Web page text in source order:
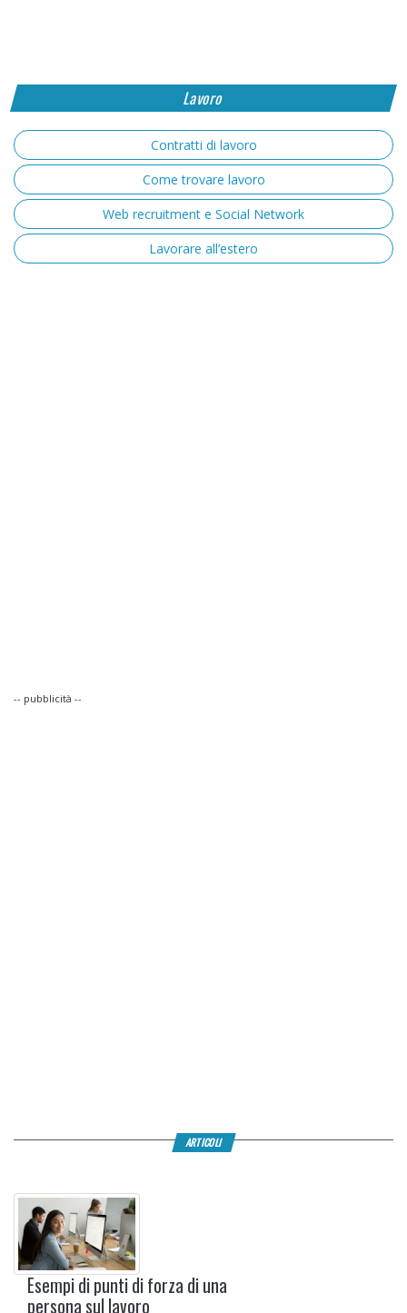
Lavoro
Contratti di lavoro
Come trovare lavoro
Web recruitment e Social Network
Lavorare all’estero
-- pubblicità --
ARTICOLI
Esempi di punti di forza di una
persona sul lavoro